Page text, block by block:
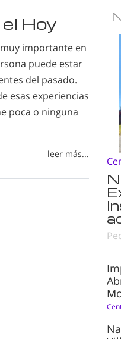
Hoy
importante en
puede estar
del pasado.
esas experiencias
poca o ninguna
leer más...